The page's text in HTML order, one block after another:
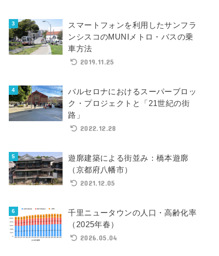
スマートフォンを利用したサンフラ
ンシスコのMUNIメトロ・バスの乗
車方法
2019.11.25
バルセロナにおけるスーパーブロッ
ク・プロジェクトと「21世紀の街
路」
2022.12.28
遊廓建築による街並み：橋本遊廓
（京都府八幡市）
2021.12.05
千里ニュータウンの人口・高齢化率
（2025年春）
2026.05.04